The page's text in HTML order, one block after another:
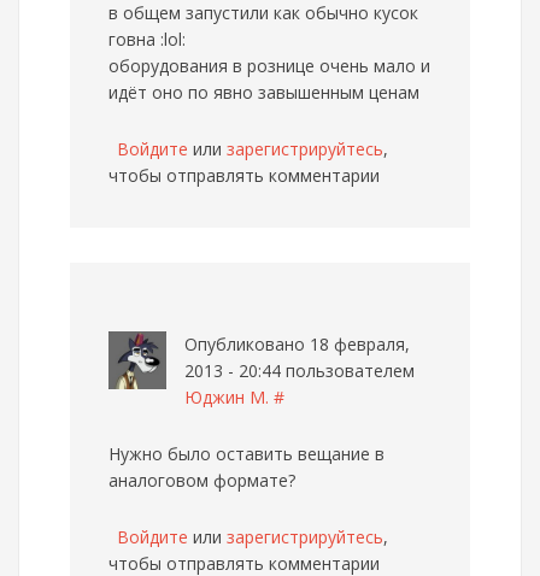
в общем запустили как обычно кусок
говна :lol:
оборудования в рознице очень мало и
идёт оно по явно завышенным ценам
Войдите или зарегистрируйтесь,
чтобы отправлять комментарии
Опубликовано 18 февраля,
2013 - 20:44 пользователем
Юджин М. #
Нужно было оставить вещание в
аналоговом формате?
Войдите или зарегистрируйтесь,
чтобы отправлять комментарии